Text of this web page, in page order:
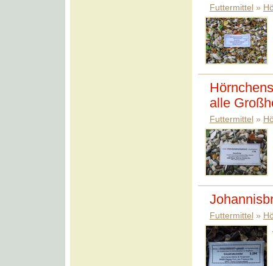
Futtermittel»
alle
Futtermittel»
Futtermittel»